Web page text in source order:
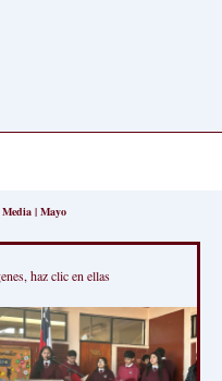
| Mayo
haz clic en ellas